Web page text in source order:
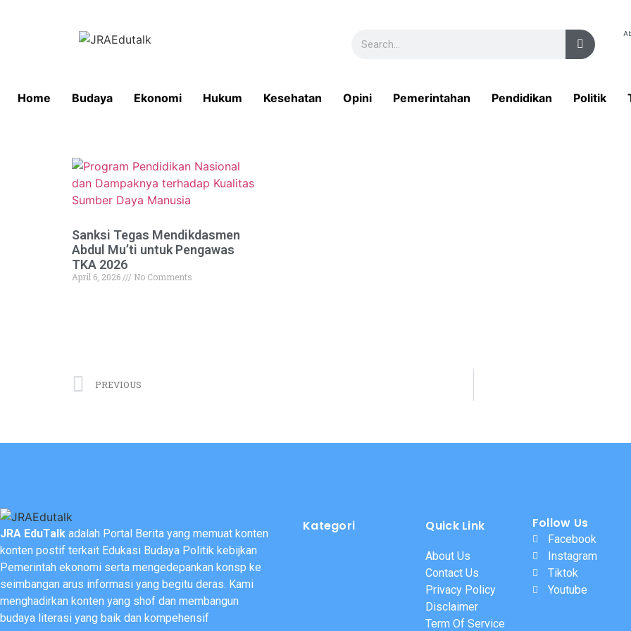
Home Budaya Ekonomi Hukum Kesehatan Opini Pemerintahan Pendidikan Politik
Sanksi Tegas Mendikdasmen
Abdul Mu’ti untuk Pengawas
TKA 2026
April 6, 2026 No Comments
PREVIOUS
JRA EduTalk adalah Portal Berita yang memuat konten
konten postif terkait Edukasi Budaya Politik kebijkan
Pemerintah ekonomi serta mengedepankan konsp ke
seimbangan arus informasi yang begitu deras. Kami
menghadirkan konten yang shof dan membangun
budaya literasi yang baik dan kompehensif
Kategori Quick Link
About Us
Contact Us
Privacy Policy
Disclaimer
Term Of Service
Follow Us
Facebook
Instagram
Tiktok
Youtube